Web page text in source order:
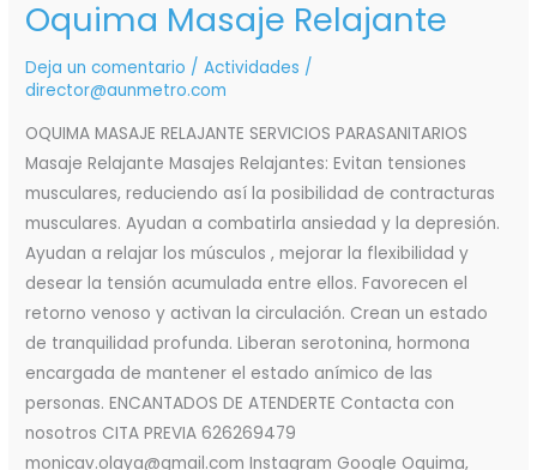
Oquima Masaje Relajante
Deja un comentario /Actividades /
director@aunmetro.com
OQUIMA MASAJE RELAJANTE SERVICIOS PARASANITARIOS
Masaje Relajante Masajes Relajantes: Evitan tensiones
musculares, reduciendo así la posibilidad de contracturas
musculares. Ayudan a combatirla ansiedad y la depresión.
Ayudan a relajar los músculos , mejorar la flexibilidad y
desear la tensión acumulada entre ellos. Favorecen el
retorno venoso y activan la circulación. Crean un estado
de tranquilidad profunda. Liberan serotonina, hormona
encargada de mantener el estado anímico de las
personas. ENCANTADOS DE ATENDERTE Contacta con
nosotros CITA PREVIA 626269479
monicav.olaya@gmail.com Instagram Google Oquima,